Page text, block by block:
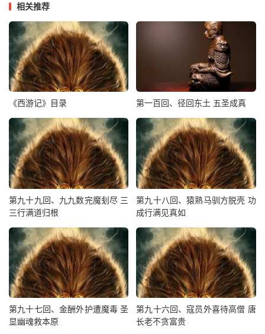
药铺哩。”行者喝道：“莫胡说！医好国王，得意处辞朝走
路，开甚么药铺！”八戒道：“终不然，这八百八味药，每味
三斤，共计二千四百二十四斤，只医一人，能用多少？不知
多少年代方吃得了哩！”行者道：“那里用得许多？他那太医
院官都是些愚盲之辈，所以取这许多药品，教他没处捉摸，
不知我用的是那几味，难识我神妙之方也。”正说处，只见
两个馆使，当面跪下道：“请神僧老爷进晚斋。”行者道：“早
间那般待我，如今却跪而请之，何也？”馆使叩头道：“老爷
来时，下官有眼无珠，不识尊颜。今闻老爷大展三折之肱，
治我一国之主，若主上病愈，老爷江 山有分，我辈皆臣子
也，礼当拜请。”行者见说，欣然登堂上坐，八戒、沙僧分
坐左右，摆上斋来。沙僧便问道：“师兄，师父在那里哩？”
才酬谢送行。”沙僧又问：“可有些受用么？”行者道：“国王
岂无受用！我来时，他已有三个阁老陪侍左右，请入文华殿
去也。”
八戒道：“这等说，还是师父大哩。他倒有阁老陪侍，我们
只得两个馆使奉承。且莫管他，让老猪吃顿饱饭也。”兄弟
相关推荐
《西游记》目录 第一百回、径回东土 五圣成真
第九十九回、九九数完魔刬尽 三
三行满道归根
第九十八回、猿熟马驯方脱壳 功
成行满见真如
第九十七回、金酬外护遭魔毒 圣
显幽魂救本原
第九十六回、寇员外喜待高僧 唐
长老不贪富贵